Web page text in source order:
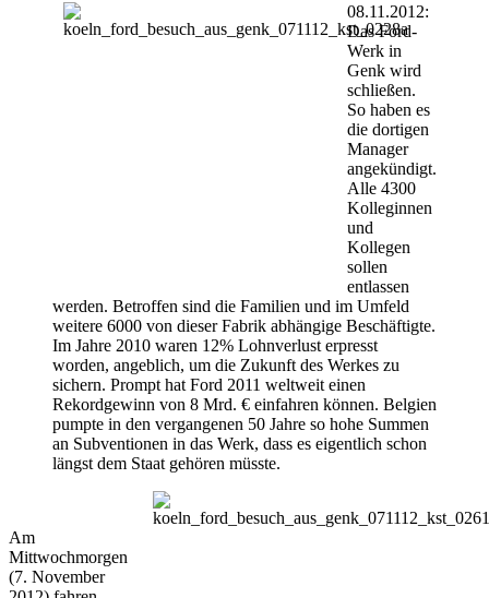
08.11.2012:
Das Ford-
Werk in
Genk wird
schließen.
So haben es
die dortigen
Manager
angekündigt.
Alle 4300
Kolleginnen
und
Kollegen
sollen
entlassen
werden. Betroffen sind die Familien und im Umfeld
weitere 6000 von dieser Fabrik abhängige Beschäftigte.
Im Jahre 2010 waren 12% Lohnverlust erpresst
worden, angeblich, um die Zukunft des Werkes zu
sichern. Prompt hat Ford 2011 weltweit einen
Rekordgewinn von 8 Mrd. € einfahren können. Belgien
pumpte in den vergangenen 50 Jahre so hohe Summen
an Subventionen in das Werk, dass es eigentlich schon
längst dem Staat gehören müsste.
Am
Mittwochmorgen
(7. November